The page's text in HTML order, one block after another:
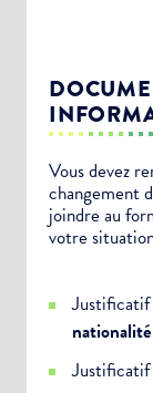
Vous devez
changement
joindre au
votre
nationalité
Justificatif
Choisissez